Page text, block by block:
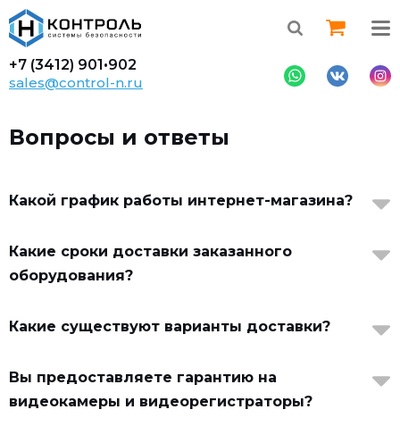
+7 (3412) 901•902
sales@control-n.ru
Вопросы и ответы
Какой график работы интернет-магазина?
Какие сроки доставки заказанного
оборудования?
Какие существуют варианты доставки?
Вы предоставляете гарантию на
видеокамеры и видеорегистраторы?